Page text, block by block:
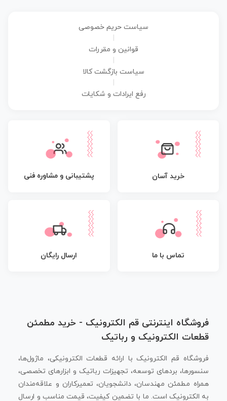
سیاست حریم خصوصی
قوانین و مقررات
سیاست بازگشت کالا
رفع ایرادات و شکایات
خرید آسان پشتیبانی و مشاوره فنی
تماس با ما ارسال رایگان
فروشگاه اینترنتی قم الکترونیک - خرید مطمئن
قطعات الکترونیک و رباتیک
فروشگاه قم الکترونیک با ارائه قطعات الکترونیکی، ماژول‌ها،
سنسورها، بردهای توسعه، تجهیزات رباتیک و ابزارهای تخصصی،
همراه مطمئن مهندسان، دانشجویان، تعمیرکاران و علاقه‌مندان
به الکترونیک است. ما با تضمین کیفیت، قیمت مناسب و ارسال